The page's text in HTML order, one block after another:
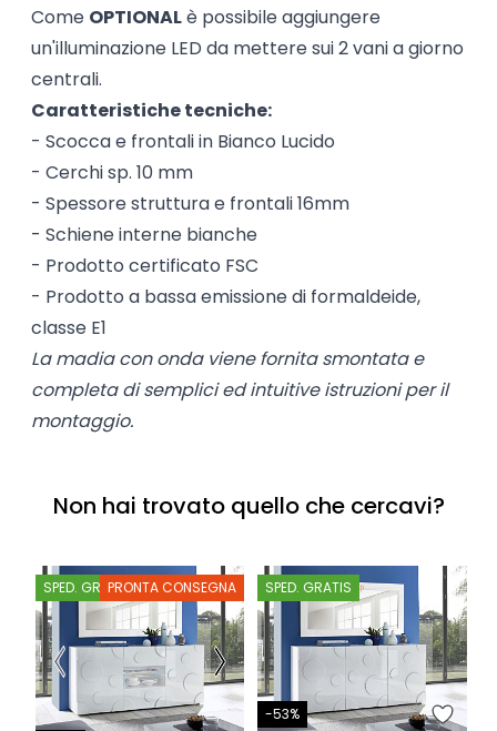
Come OPTIONALè possibile aggiungere
un'illuminazione LED da mettere sui 2 vani a giorno
centrali.
Caratteristiche tecniche:
- Scocca e frontali in Bianco Lucido
- Cerchi sp. 10 mm
- Spessore struttura e frontali 16mm
- Schiene interne bianche
- Prodotto certificato FSC
- Prodotto a bassa emissione di formaldeide,
classe E1
La madia con onda viene fornita smontata e
completa di semplici ed intuitive istruzioni per il
montaggio.
Non hai trovato quello che cercavi?
SPED. GRATISPRONTA CONSEGNA SPED. GRATIS
-53%